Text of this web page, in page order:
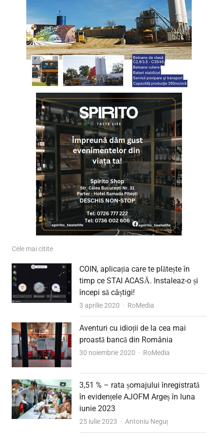
Cele mai citite
COIN, aplicația care te plătește în
timp ce STAI ACASĂ. Instaleaz-o și
începi să câștigi!
3 aprilie 2020 Author
RoMedia
Aventuri cu idioții de la cea mai
proastă bancă din România
30 noiembrie 2020 Author
RoMedia
3,51 % – rata șomajului înregistrată
în evidențele AJOFM Argeș în luna
iunie 2023
25 iulie 2023 Author
Antoniu Neguț